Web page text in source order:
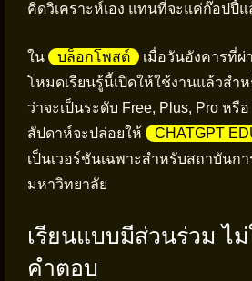
คิดวิเคราะห์เอง แทนที่จะแค่ก๊อปปี้แ
ใน บล็อกโพสต์
เมื่อวันอังคารที่
โหมดเรียนรู้นี้เปิดให้ใช้งานแล้วสำ
ว่าจะเป็นระดับ Free, Plus, Pro หรื
สัปดาห์จะปล่อยให้
CHATGPT
เป็นเวอร์ชันเฉพาะสำหรับสถาบันก
มหาวิทยาลัย
เรียนแบบมีส่วนร่วม ไ
คำตอบ